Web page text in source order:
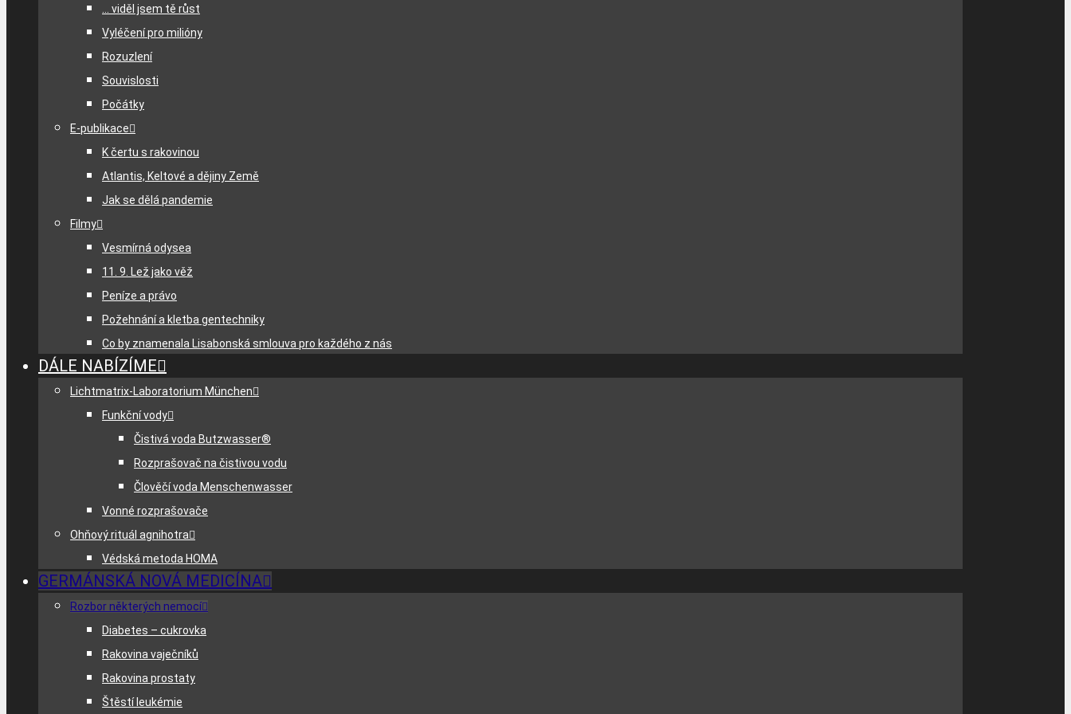
… viděl jsem tě růst
Vyléčení pro milióny
Rozuzlení
Souvislosti
Počátky
E-publikace
K čertu s rakovinou
Atlantis, Keltové a dějiny Země
Jak se dělá pandemie
Filmy
Vesmírná odysea
11. 9. Lež jako věž
Peníze a právo
Požehnání a kletba gentechniky
Co by znamenala Lisabonská smlouva pro každého z nás
DÁLE NABÍZÍME
Lichtmatrix-Laboratorium München
Funkční vody
Čistivá voda Butzwasser®
Rozprašovač na čistivou vodu
Člověčí voda Menschenwasser
Vonné rozprašovače
Ohňový rituál agnihotra
Védská metoda HOMA
GERMÁNSKÁ NOVÁ MEDICÍNA
Rozbor některých nemocí
Diabetes – cukrovka
Rakovina vaječníků
Rakovina prostaty
Štěstí leukémie